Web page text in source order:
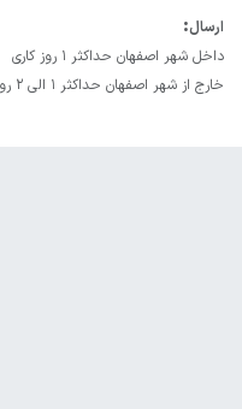
ارسال:
داخل شهر اصفهان حداکثر 1 روز کاری
خارج از شهر اصفهان حداکثر 1 الی 2 روز کاری